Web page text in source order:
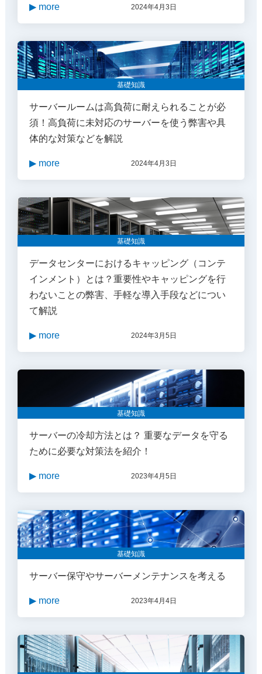
▶ more 2024年4月3日
基礎知識
サーバールームは高負荷に耐えられることが必
須！高負荷に未対応のサーバーを使う弊害や具
体的な対策などを解説
▶ more 2024年4月3日
基礎知識
データセンターにおけるキャッピング（コンテ
インメント）とは？重要性やキャッピングを行
わないことの弊害、手軽な導入手段などについ
て解説
▶ more 2024年3月5日
基礎知識
サーバーの冷却方法とは？ 重要なデータを守る
ために必要な対策法を紹介！
▶ more 2023年4月5日
基礎知識
サーバー保守やサーバーメンテナンスを考える
▶ more 2023年4月4日